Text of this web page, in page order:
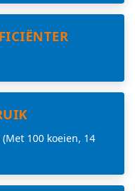
100 koeien, 14